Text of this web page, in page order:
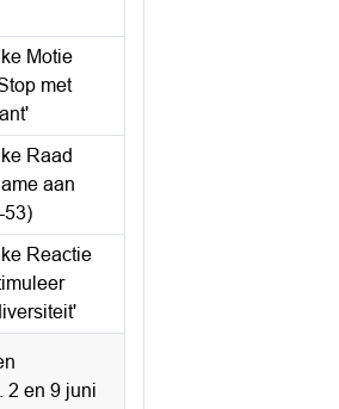
Motie
met
Raad
aan
53)
Reactie
2 en 9 juni